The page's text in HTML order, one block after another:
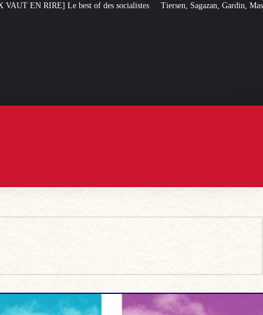
Tiersen, Sagazan, Gardin, Masiero : ces artistes ouvertement